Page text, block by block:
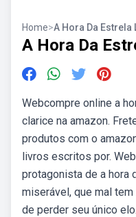
Home>A Hora Da Estrela
A Hora Da
Webcompre online a
clarice na amazon.
produtos com o
livros escritos por.
protagonista de a hora
miserável, que mal
de perder seu único